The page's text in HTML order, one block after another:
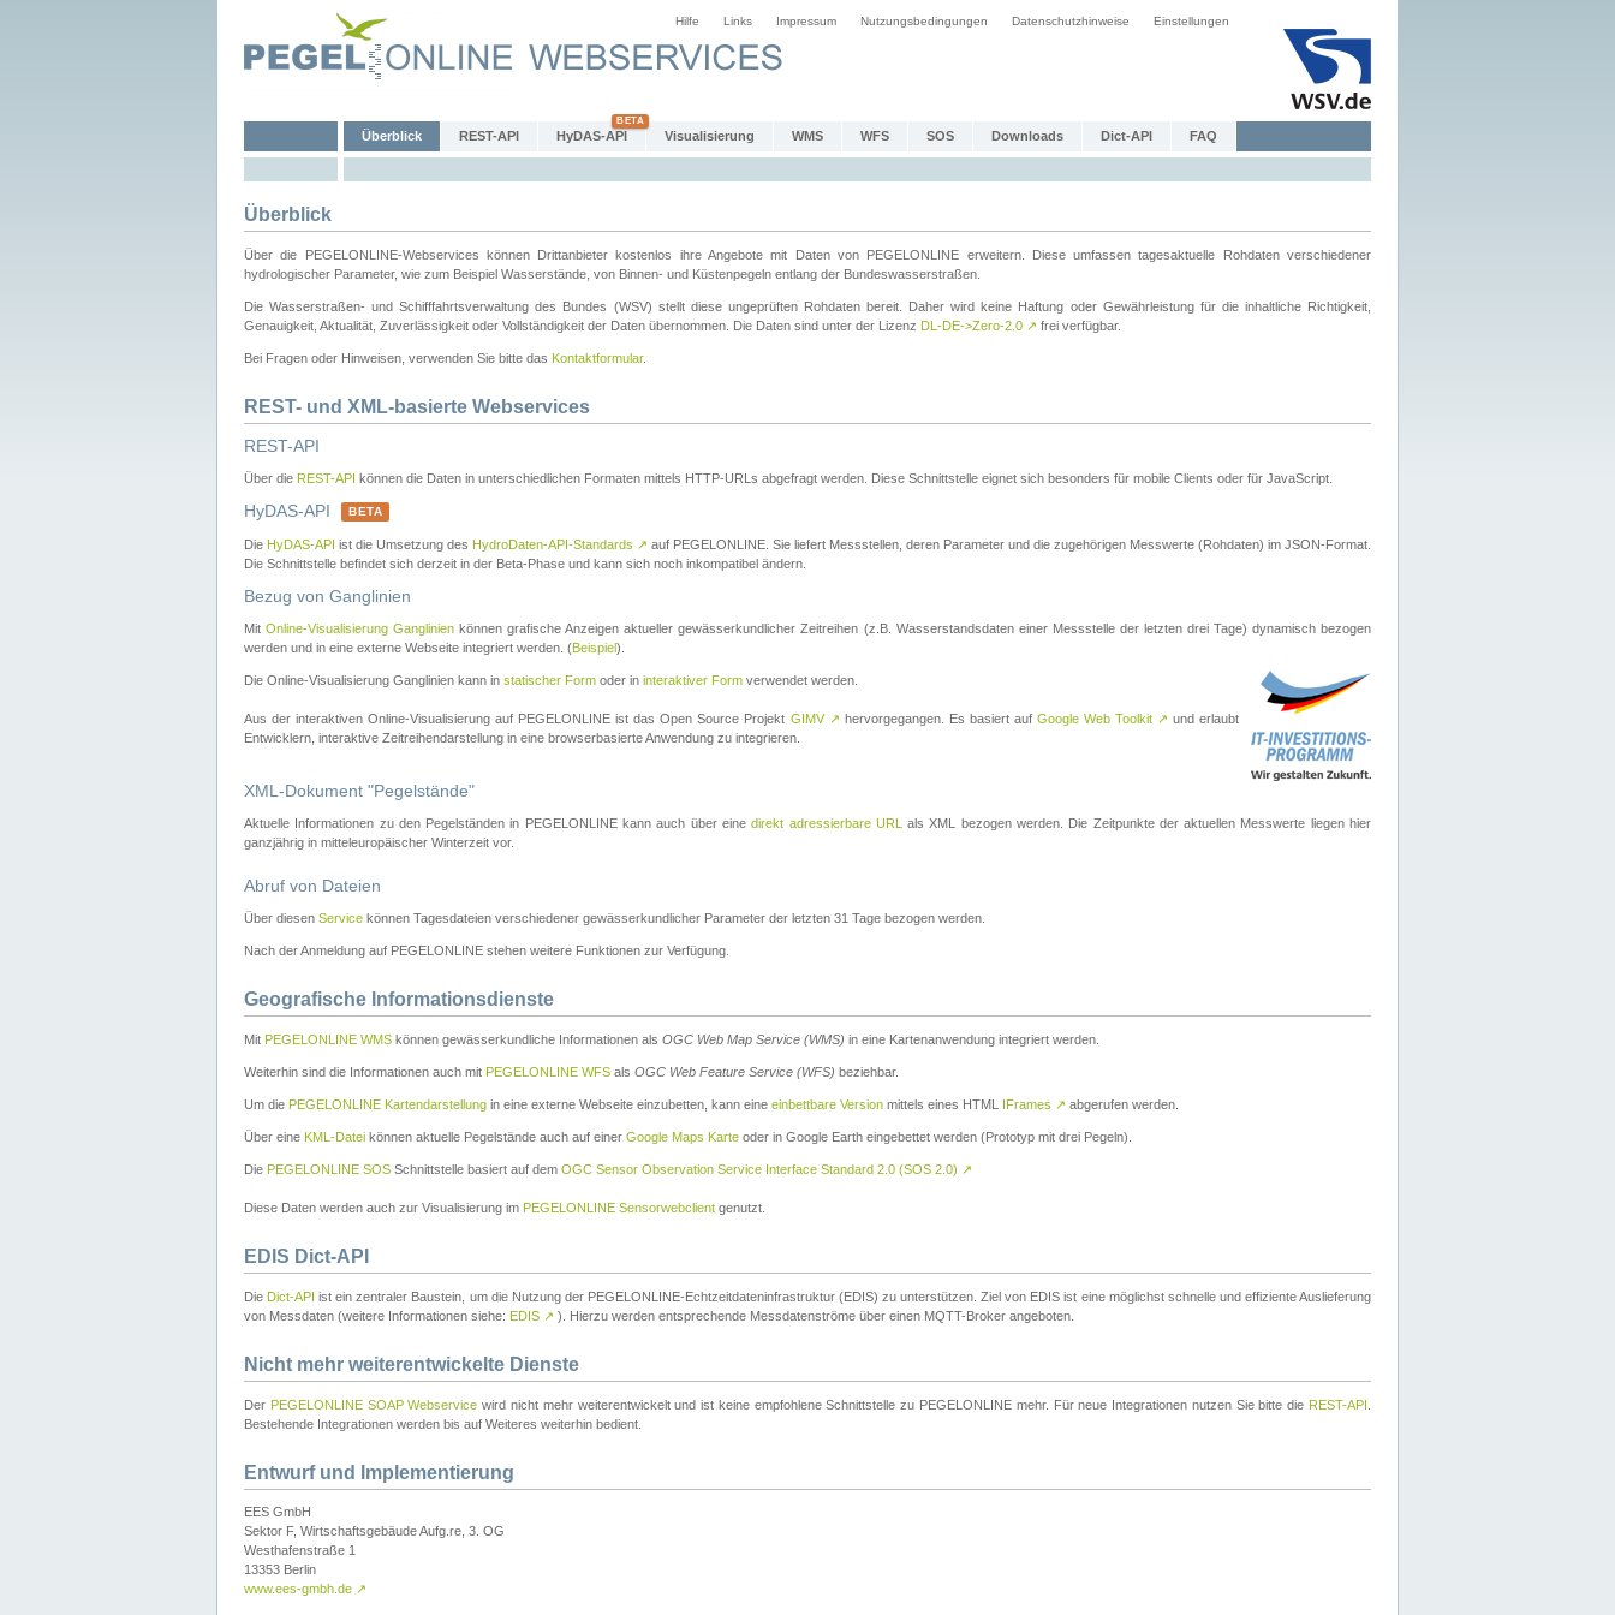
Hilfe Links Impressum Nutzungsbedingungen Datenschutzhinweise Einstellungen
Überblick REST-API HyDAS-API Visualisierung WMS WFS SOS Downloads Dict-API FAQ
Überblick
Über die PEGELONLINE-Webservices können Drittanbieter kostenlos ihre Angebote mit Daten von PEGELONLINE erweitern. Diese umfassen tagesaktuelle Rohdaten verschiedener
hydrologischer Parameter, wie zum Beispiel Wasserstände, von Binnen- und Küstenpegeln entlang der Bundeswasserstraßen.
Die Wasserstraßen- und Schifffahrtsverwaltung des Bundes (WSV) stellt diese ungeprüften Rohdaten bereit. Daher wird keine Haftung oder Gewährleistung für die inhaltliche Richtigkeit,
Genauigkeit, Aktualität, Zuverlässigkeit oder Vollständigkeit der Daten übernommen. Die Daten sind unter der Lizenz DL-DE->Zero-2.0 ↗ frei verfügbar.
Bei Fragen oder Hinweisen, verwenden Sie bitte das Kontaktformular.
REST- und XML-basierte Webservices
REST-API
Über die REST-API können die Daten in unterschiedlichen Formaten mittels HTTP-URLs abgefragt werden. Diese Schnittstelle eignet sich besonders für mobile Clients oder für JavaScript.
HyDAS-API BETA
Die HyDAS-API ist die Umsetzung des HydroDaten-API-Standards ↗ auf PEGELONLINE. Sie liefert Messstellen, deren Parameter und die zugehörigen Messwerte (Rohdaten) im JSON-Format.
Die Schnittstelle befindet sich derzeit in der Beta-Phase und kann sich noch inkompatibel ändern.
Bezug von Ganglinien
MitOnline-Visualisierung Ganglinien können grafische Anzeigen aktueller gewässerkundlicher Zeitreihen (z.B. Wasserstandsdaten einer Messstelle der letzten drei Tage) dynamisch bezogen
werden und in eine externe Webseite integriert werden. (Beispiel).
Die Online-Visualisierung Ganglinien kann in statischer Form oder in interaktiver Form verwendet werden.
Aus der interaktiven Online-Visualisierung auf PEGELONLINE ist das Open Source Projekt GIMV ↗ hervorgegangen. Es basiert auf Google Web Toolkit ↗ und erlaubt
Entwicklern, interaktive Zeitreihendarstellung in eine browserbasierte Anwendung zu integrieren.
XML-Dokument "Pegelstände"
Aktuelle Informationen zu den Pegelständen in PEGELONLINE kann auch über einedirekt adressierbare URL
als XML bezogen werden. Die Zeitpunkte der aktuellen Messwerte liegen hier
ganzjährig in mitteleuropäischer Winterzeit vor.
Abruf von Dateien
Über diesen Service können Tagesdateien verschiedener gewässerkundlicher Parameter der letzten 31 Tage bezogen werden.
Nach der Anmeldung auf PEGELONLINE stehen weitere Funktionen zur Verfügung.
Geografische Informationsdienste
Mit PEGELONLINE WMS können gewässerkundliche Informationen als OGC Web Map Service (WMS) in eine Kartenanwendung integriert werden.
Weiterhin sind die Informationen auch mit PEGELONLINE WFS als OGC Web Feature Service (WFS) beziehbar.
Um die PEGELONLINE Kartendarstellung in eine externe Webseite einzubetten, kann eine einbettbare Version mittels eines HTML IFrames ↗ abgerufen werden.
Über eine KML-Datei können aktuelle Pegelstände auch auf einer Google Maps Karte oder in Google Earth eingebettet werden (Prototyp mit drei Pegeln).
Die PEGELONLINE SOS Schnittstelle basiert auf dem OGC Sensor Observation Service Interface Standard 2.0 (SOS 2.0) ↗
Diese Daten werden auch zur Visualisierung im PEGELONLINE Sensorwebclient genutzt.
EDIS Dict-API
Die Dict-API ist ein zentraler Baustein, um die Nutzung der PEGELONLINE-Echtzeitdateninfrastruktur (EDIS) zu unterstützen. Ziel von EDIS ist eine möglichst schnelle und effiziente Auslieferung
von Messdaten (weitere Informationen siehe: EDIS ↗ ). Hierzu werden entsprechende Messdatenströme über einen MQTT-Broker angeboten.
Nicht mehr weiterentwickelte Dienste
Der PEGELONLINE SOAP Webservice wird nicht mehr weiterentwickelt und ist keine empfohlene Schnittstelle zu PEGELONLINE mehr. Für neue Integrationen nutzen Sie bitte die REST-API
Bestehende Integrationen werden bis auf Weiteres weiterhin bedient.
Entwurf und Implementierung
EES GmbH
Sektor F, Wirtschaftsgebäude Aufg.re, 3. OG
Westhafenstraße 1
13353 Berlin
www.ees-gmbh.de ↗